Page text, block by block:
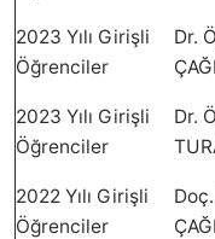
2023 Yılı Girişli
Öğrenciler
Dr.
2023 Yılı Girişli
Öğrenciler
Dr.
2022 Yılı Girişli
Öğrenciler